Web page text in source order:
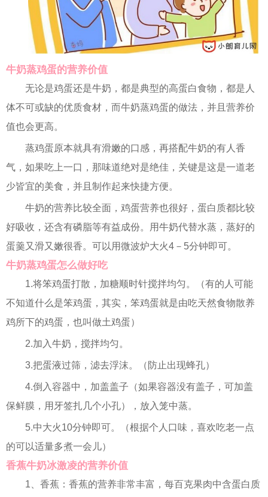
牛奶蒸鸡蛋的营养价值
无论是鸡蛋还是牛奶，都是典型的高蛋白食物，都是人
体不可或缺的优质食材，而牛奶蒸鸡蛋的做法，并且营养价
值也会更高。
蒸鸡蛋原本就具有滑嫩的口感，再搭配牛奶的有人香
气，如果吃上一口，那味道绝对是绝佳，关键是这是一道老
少皆宜的美食，并且制作起来快捷方便。
牛奶的营养比较全面，鸡蛋营养也很好，蛋白质都比较
好吸收，还含有磷脂等有益成份。用牛奶代替水蒸，蒸好的
蛋羹又滑又嫩很香。可以用微波炉大火4－5分钟即可。
牛奶蒸鸡蛋怎么做好吃
1.将笨鸡蛋打散，加糖顺时针搅拌均匀。（有的人可能
不知道什么是笨鸡蛋，其实，笨鸡蛋就是由吃天然食物散养
鸡所下的鸡蛋，也叫做土鸡蛋）
2.加入牛奶，搅拌均匀。
3.把蛋液过筛，滤去浮沫。（防止出现蜂孔）
4.倒入容器中，加盖盖子（如果容器没有盖子，可加盖
保鲜膜，用牙签扎几个小孔），放入笼中蒸。
5.中大火10分钟即可。（根据个人口味，喜欢吃老一点
的可以适量多煮一会儿）
香蕉牛奶冰激凌的营养价值
1、香蕉：香蕉的营养非常丰富，每百克果肉中含蛋白质